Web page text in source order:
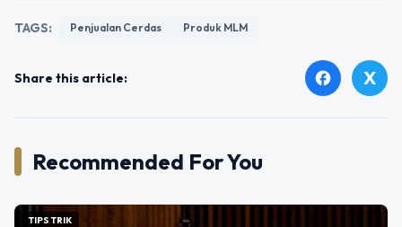
TAGS: Penjualan Cerdas Produk MLM
Share this article: facebook X
Recommended For You
TIPS TRIK